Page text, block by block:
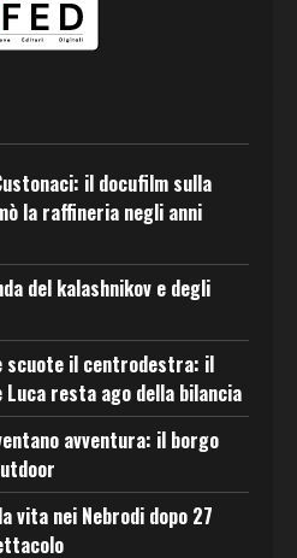
il docufilm sulla
la raffineria negli anni
del kalashnikov e degli
scuote il centrodestra: il
resta ago della bilancia
avventura: il borgo
vita nei Nebrodi dopo 27